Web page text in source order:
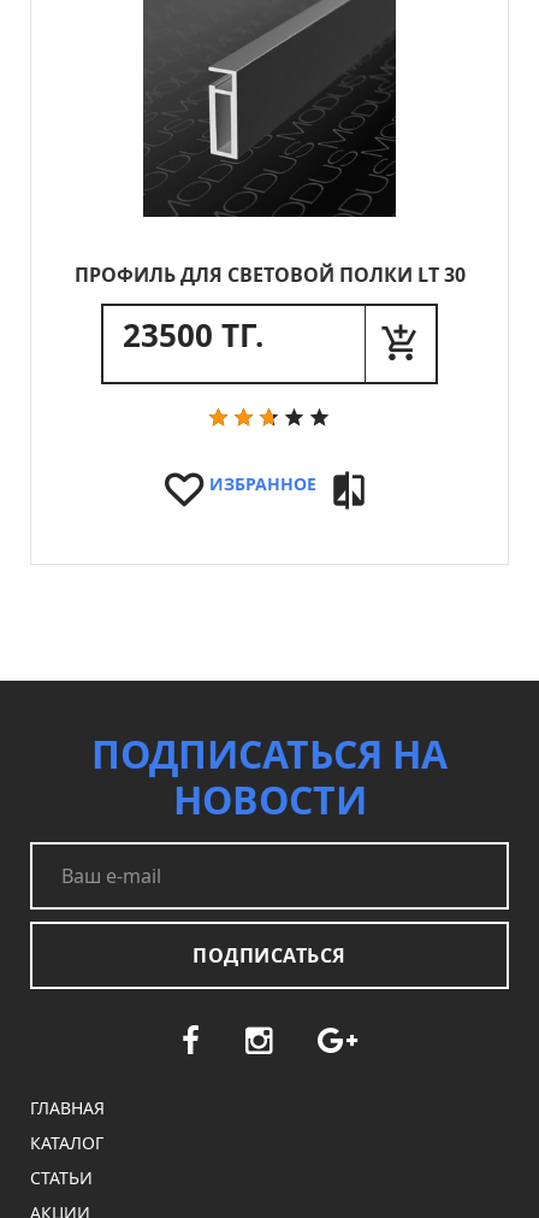
ПРОФИЛЬ ДЛЯ СВЕТОВОЙ ПОЛКИ LT 30
23500 ТГ.
ИЗБРАННОЕ
ПОДПИСАТЬСЯ НА
НОВОСТИ
ПОДПИСАТЬСЯ
ГЛАВНАЯ
КАТАЛОГ
СТАТЬИ
АКЦИИ